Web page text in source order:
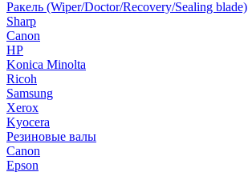
Ракель (Wiper/Doctor/Recovery/Sealing blade)
Sharp
Canon
HP
Konica Minolta
Ricoh
Samsung
Xerox
Kyocera
Резиновые валы
Canon
Epson